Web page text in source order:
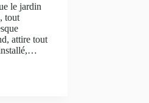
le jardin
tout
attire tout